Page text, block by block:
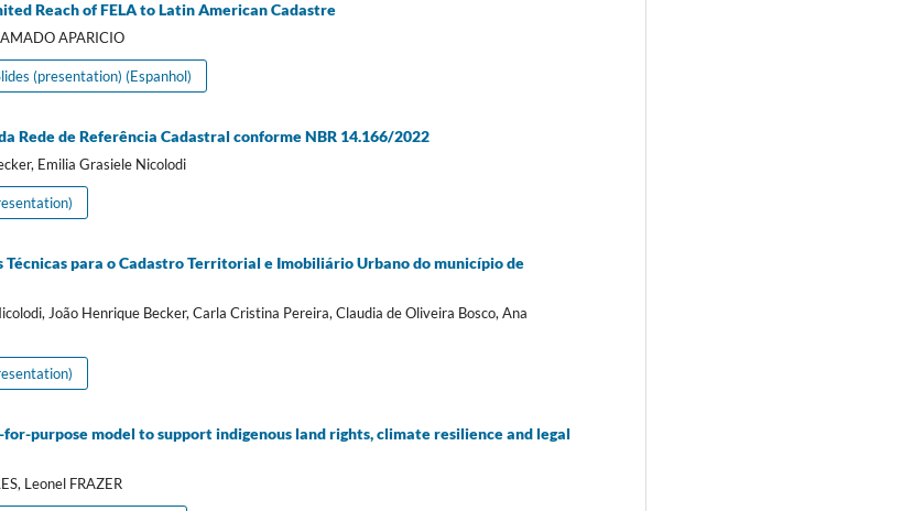
Reach of FELA to Latin American Cadastre
APARICIO
(presentation) (Espanhol)
Rede de Referência Cadastral conforme NBR 14.166/2022
Emilia Grasiele Nicolodi
para o Cadastro Territorial e Imobiliário Urbano do município de
João Henrique Becker, Carla Cristina Pereira, Claudia de Oliveira Bosco, Ana
purpose model to support indigenous land rights, climate resilience and legal
Leonel FRAZER